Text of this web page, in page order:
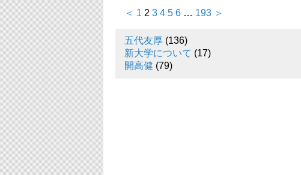
＜ 1 2 3 4 5 6 … 193 ＞
五代友厚 (136)
新大学について (17)
開高健 (79)